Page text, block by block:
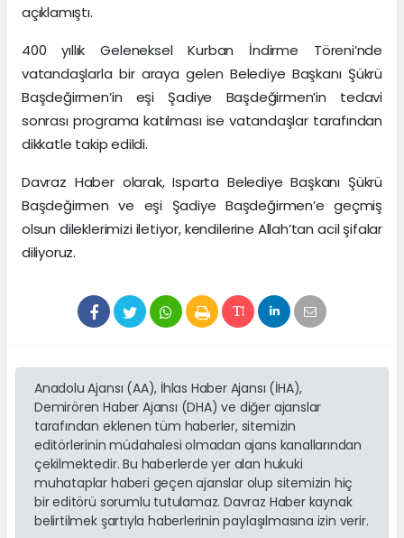
açıklamıştı.
400 yıllık Geleneksel Kurban İndirme Töreni’nde
vatandaşlarla bir araya gelen Belediye Başkanı Şükrü
Başdeğirmen’in eşi Şadiye Başdeğirmen’in tedavi
sonrası programa katılması ise vatandaşlar tarafından
dikkatle takip edildi.
Davraz Haber olarak, Isparta Belediye Başkanı Şükrü
Başdeğirmen ve eşi Şadiye Başdeğirmen’e geçmiş
olsun dileklerimizi iletiyor, kendilerine Allah’tan acil şifalar
diliyoruz.
Anadolu Ajansı (AA), İhlas Haber Ajansı (İHA),
Demirören Haber Ajansı (DHA) ve diğer ajanslar
tarafından eklenen tüm haberler, sitemizin
editörlerinin müdahalesi olmadan ajans kanallarından
çekilmektedir. Bu haberlerde yer alan hukuki
muhataplar haberi geçen ajanslar olup sitemizin hiç
bir editörü sorumlu tutulamaz. Davraz Haber kaynak
belirtilmek şartıyla haberlerinin paylaşılmasına izin verir.